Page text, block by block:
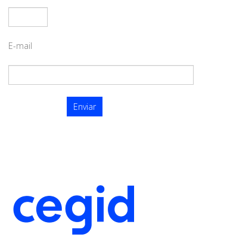
ANDREA
LECHTAPE
E-mail